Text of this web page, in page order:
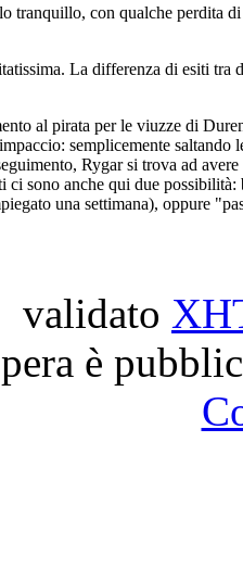
tranquillo, con qualche perdita
La differenza di esiti tra
al pirata per le viuzze di
semplicemente saltando
Rygar si trova ad
ci sono anche qui due
una settimana), oppure
validato
è